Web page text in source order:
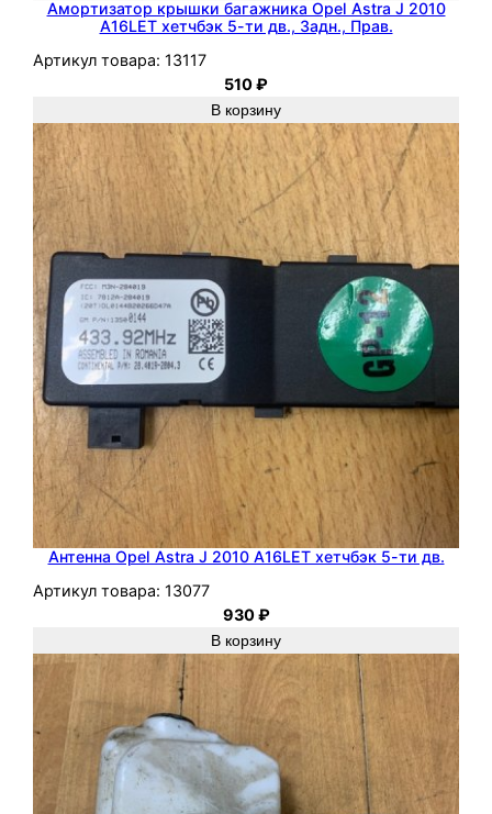
4
E
.
4
х
т
ч
б
э
к
5
д
в
.
Амортизатор крышки багажника Opel Astra J 2010
A16LET хетчбэк 5-ти дв., Задн., Прав.
Артикул товара: 13117
510₽
В корзину
Антенна Opel Astra J 2010 A16LET хетчбэк 5-ти дв.
Артикул товара: 13077
930₽
В корзину